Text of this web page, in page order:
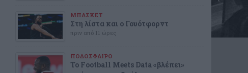
ΜΠΑΣΚΕΤ
Στη λίστα και ο Γουότφορντ
πριν από 11 ώρες
ΠΟΔΟΣΦΑΙΡΟ
Το Football Meets Data «βλέπει»